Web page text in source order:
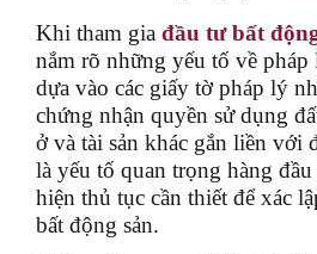
Khi tham gia đầu tư bất
nắm rõ những yếu tố về pháp
dựa vào các giấy tờ pháp lý
chứng nhận quyền sử dụng
ở và tài sản khác gắn liền với
là yếu tố quan trọng hàng
hiện thủ tục cần thiết để xác
bất động sản.